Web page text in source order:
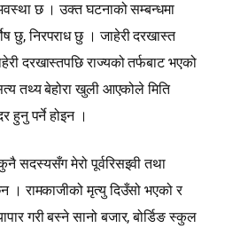
छ । उक्त घटनाको सम्बन्धमा
छु, निरपराध छु । जाहेरी दरखास्त
दरखास्तपछि राज्यको तर्फबाट भएको
तथ्य बेहोरा खुली आएकोले मिति
हुनु पर्ने होइन ।
सदस्यसँग मेरो पूर्वरिसइवी तथा
रामकाजीको मृत्यु दिउँसो भएको र
गरी बस्ने सानो बजार, बोर्डिङ स्कुल